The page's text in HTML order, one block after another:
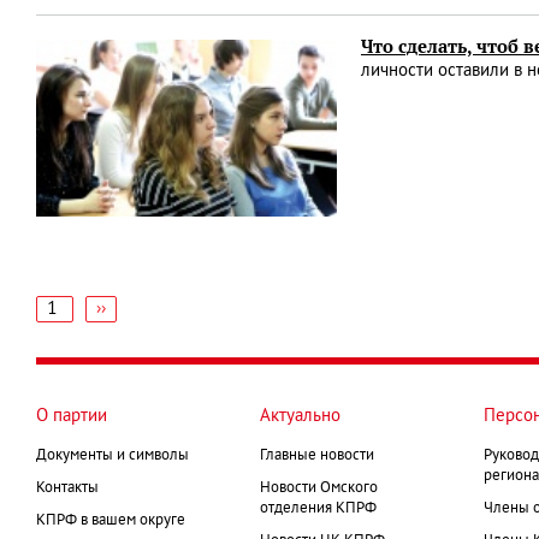
Что сделать, чтоб
личности оставили в
страниц
1
Следующая
››
О партии
Документы и символы
Контакты
КПРФ в вашем округе
Актуально
Главные новости
Новости Омского
отделения КПРФ
Члены